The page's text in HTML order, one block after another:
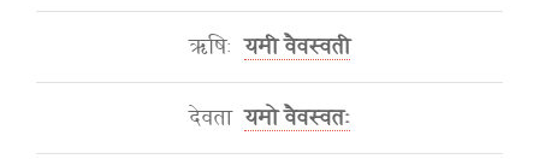
ऋषिः यमी वैवस्वती
देवता यमो वैवस्वतः